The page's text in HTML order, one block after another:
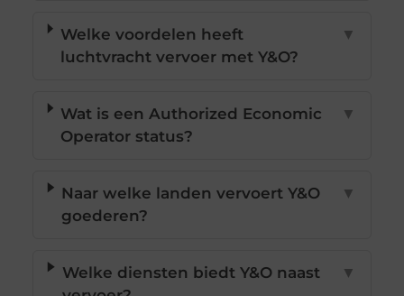
Welke voordelen heeft
luchtvracht vervoer met Y&O?
▼
Wat is een Authorized Economic
Operator status?
▼
Naar welke landen vervoert Y&O
goederen?
▼
Welke diensten biedt Y&O naast
▼